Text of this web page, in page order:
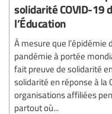
solidarité COVID-19
l’Éducation
À mesure que l’épidémie
pandémie à portée
fait preuve de solidarité
solidarité en réponse à la
organisations affiliées
partout où...